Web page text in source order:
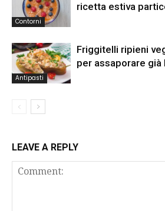
Contorni
ricetta estiva
Antipasti
Friggitelli ripieni
per assaporare già
LEAVE A REPLY